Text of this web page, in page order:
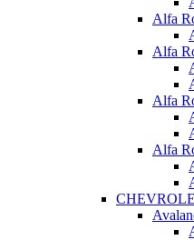
Alfa
Alfa
Alfa
Alfa